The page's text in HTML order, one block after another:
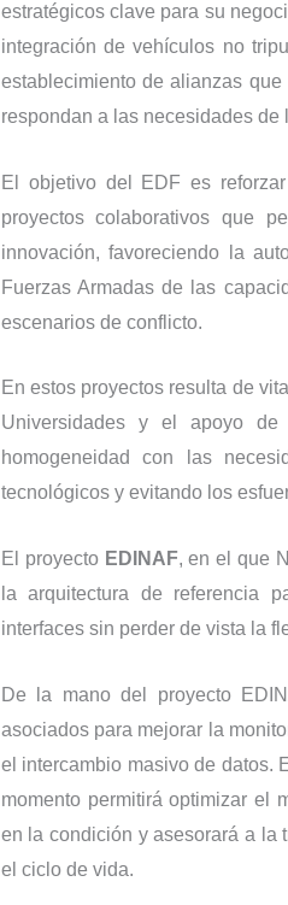
estratégicos clave para su
integración de vehículos no
establecimiento de alianzas
respondan a las necesidades de
El objetivo del EDF es
proyectos colaborativos que
innovación, favoreciendo la
Fuerzas Armadas de las
escenarios de conflicto.
En estos proyectos resulta de
Universidades y el apoyo
homogeneidad con las
tecnológicos y evitando los
El proyecto EDINAF, en el que
la arquitectura de referencia
interfaces sin perder de vista la
De la mano del proyecto
asociados para mejorar la
el intercambio masivo de datos.
momento permitirá optimizar el
en la condición y asesorará a la
el ciclo de vida.